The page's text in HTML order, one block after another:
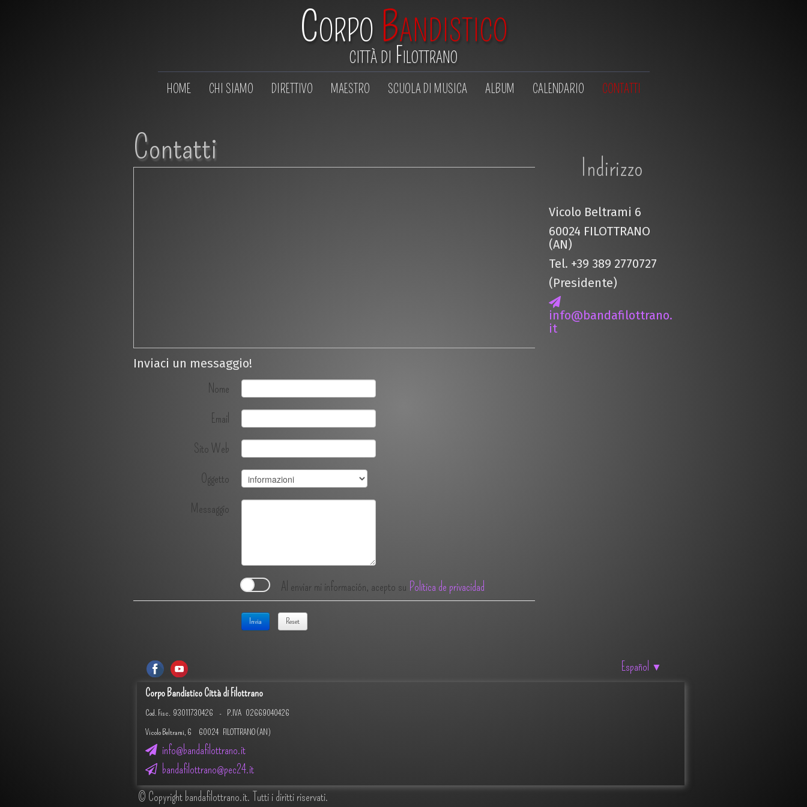
Corpo Bandistico
città di Filottrano
HOME CHI SIAMO DIRETTIVO MAESTRO SCUOLA DI MUSICA ALBUM CALENDARIO CONTATTI
Contatti
Inviaci un messaggio!
Nome
Email
Sito Web
Oggetto
Messaggio
Al enviar mi información, acepto su Política de privacidad
Invia Reset
Indirizzo
Vicolo Beltrami 6
60024 FILOTTRANO
(AN)
Tel. +39 389 2770727
(Presidente)
info@bandafilottrano.
it
Español ▼
Corpo Bandistico Città di Filottrano
Cod. Fisc. 93011730426 - P.IVA 02669040426
Vicolo Beltrami, 6 60024 FILOTTRANO (AN)
info@bandafilottrano.it
bandafilottrano@pec24.it
© Copyright bandafilottrano.it. Tutti i diritti riservati.